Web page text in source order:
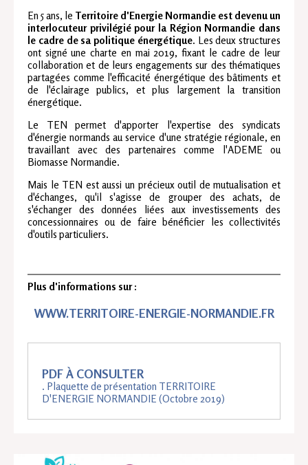
En 5 ans, le Territoire d'Energie Normandie est devenu un
interlocuteur privilégié pour la Région Normandie dans
le cadre de sa politique énergétique. Les deux structures
ont signé une charte en mai 2019, fixant le cadre de leur
collaboration et de leurs engagements sur des thématiques
partagées comme l'efficacité énergétique des bâtiments et
de l'éclairage publics, et plus largement la transition
énergétique.
Le TEN permet d'apporter l'expertise des syndicats
d'énergie normands au service d'une stratégie régionale, en
travaillant avec des partenaires comme l'ADEME ou
Biomasse Normandie.
Mais le TEN est aussi un précieux outil de mutualisation et
d'échanges, qu'il s'agisse de grouper des achats, de
s'échanger des données liées aux investissements des
concessionnaires ou de faire bénéficier les collectivités
d'outils particuliers.
Plus d'informations sur :
WWW.TERRITOIRE-ENERGIE-NORMANDIE.FR
PDF À CONSULTER
. Plaquette de présentation TERRITOIRE
D'ENERGIE NORMANDIE (Octobre 2019)